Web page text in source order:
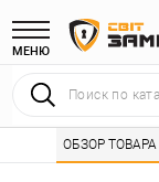
МЕНЮ
Интернет
ОБЗОР ТОВАРА